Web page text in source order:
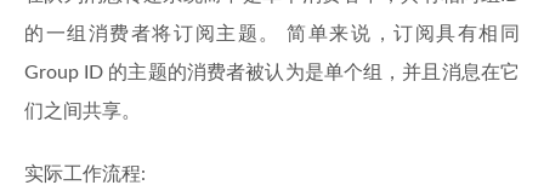
的一组消费者将订阅主题。 简单来说，订阅具有相同
Group ID 的主题的消费者被认为是单个组，并且消息在它
们之间共享。
实际工作流程: